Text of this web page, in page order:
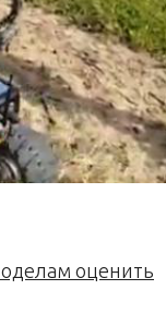
оценить